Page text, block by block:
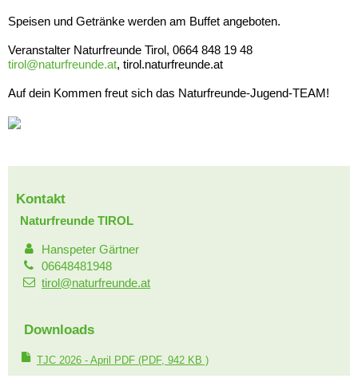
Speisen und Getränke werden am Buffet angeboten.
Veranstalter Naturfreunde Tirol, 0664 848 19 48
tirol@naturfreunde.at, tirol.naturfreunde.at
Auf dein Kommen freut sich das Naturfreunde-Jugend-TEAM!
Kontakt
Naturfreunde TIROL
Hanspeter Gärtner
06648481948
tirol@naturfreunde.at
Downloads
TJC 2026 - April PDF (PDF, 942 KB )